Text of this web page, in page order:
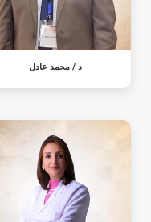
د / محمد عادل